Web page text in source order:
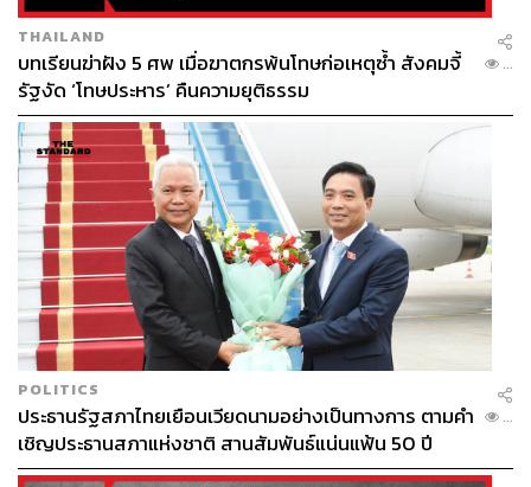
THAILAND
บทเรียนฆ่าฝัง 5 ศพ เมื่อฆาตกรพ้นโทษก่อเหตุซ้ำ สังคมจี้
รัฐงัด ‘โทษประหาร’ คืนความยุติธรรม
...
POLITICS
ประธานรัฐสภาไทยเยือนเวียดนามอย่างเป็นทางการ ตามคำ
เชิญประธานสภาแห่งชาติ สานสัมพันธ์แน่นแฟ้น 50 ปี
...